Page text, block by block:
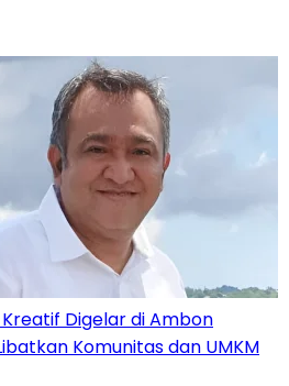
Kreatif Digelar di Ambon
Komunitas dan UMKM